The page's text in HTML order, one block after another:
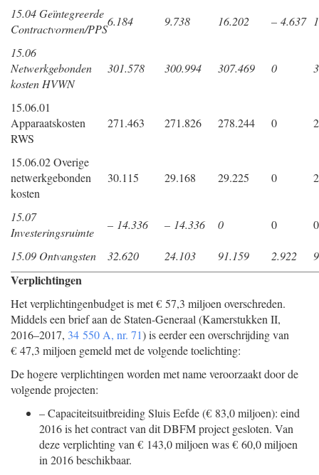
15.04 Geïntegreerde
Contractvormen/PPS
6.184 9.738 16.202 – 4.637
15.06
Netwerkgebonden
kosten HVWN
301.578 300.994 307.469 0
15.06.01
Apparaatskosten
RWS
271.463 271.826 278.244 0
15.06.02 Overige
netwerkgebonden
kosten
30.115 29.168 29.225 0
15.07
Investeringsruimte
– 14.336 – 14.336 0 0 0
15.09 Ontvangsten 32.620 24.103 91.159 2.922
Verplichtingen
Het verplichtingenbudget is met € 57,3 miljoen overschreden.
Middels een brief aan de Staten-Generaal (Kamerstukken II,
2016–2017, 34 550 A, nr. 71) is eerder een overschrijding van
€ 47,3 miljoen gemeld met de volgende toelichting:
De hogere verplichtingen worden met name veroorzaakt door de
volgende projecten:
–Capaciteitsuitbreiding Sluis Eefde (€ 83,0 miljoen): eind
2016 is het contract van dit DBFM project gesloten. Van
deze verplichting van € 143,0 miljoen was € 60,0 miljoen
in 2016 beschikbaar.